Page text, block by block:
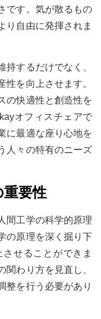
です。気が散るもの
り自由に発揮されま
するだけでなく、
を向上させます。
の快適性と創造性を
オフィスチェアで
に最適な座り心地を
人々の特有のニーズ
要性
間工学の科学的原理
の原理を深く掘り下
せることができま
わり方を見直し、
整を行う必要があり